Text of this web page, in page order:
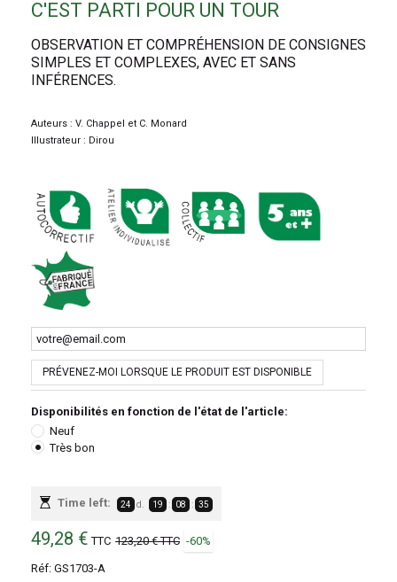
C'EST PARTI POUR UN TOUR
OBSERVATION ET COMPRÉHENSION DE CONSIGNES
SIMPLES ET COMPLEXES, AVEC ET SANS
INFÉRENCES.
Auteurs : V. Chappel et C. Monard
Illustrateur : Dirou
PRÉVENEZ-MOI LORSQUE LE PRODUIT EST DISPONIBLE
Disponibilités en fonction de l'état de l'article:
Neuf
Très bon
Time left: 24 d. 19 : 08 : 35
49,28 € TTC 123,20 €TTC -60%
Réf: GS1703-A